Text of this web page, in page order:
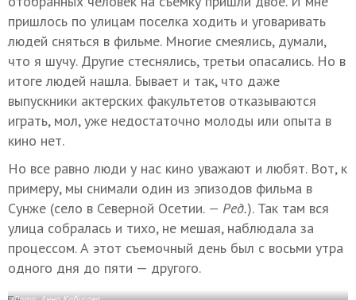
пришлось по улицам поселка ходить и уговаривать
людей сняться в фильме. Многие смеялись, думали,
что я шучу. Другие стеснялись, третьи опасались. Но в
итоге людей нашла. Бывает и так, что даже
выпускники актерских факультетов отказываются
играть, мол, уже недостаточно молоды или опыта в
кино нет.
Но все равно люди у нас кино уважают и любят. Вот, к
примеру, мы снимали один из эпизодов фильма в
Сунже (село в Северной Осетии. — Ред.). Так там вся
улица собралась и тихо, не мешая, наблюдала за
процессом. А этот съемочный день был с восьми утра
одного дня до пяти — другого.